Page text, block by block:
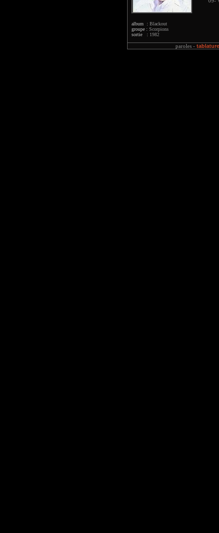
album : Blackout
groupe : Scorpions
sortie : 1982
paroles -